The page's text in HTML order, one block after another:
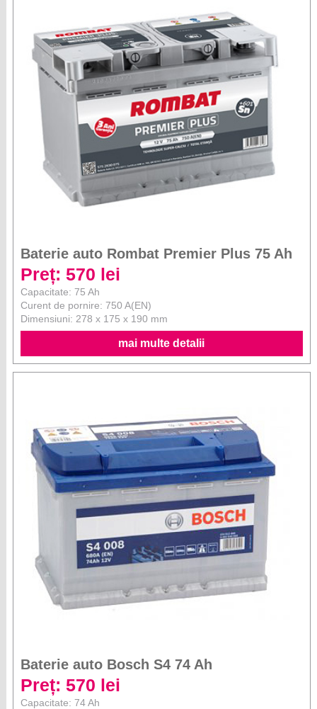
Baterie auto Rombat Premier Plus 75 Ah
Preț: 570 lei
Capacitate: 75 Ah
Curent de pornire: 750 A(EN)
Dimensiuni: 278 x 175 x 190 mm
mai multe detalii
Baterie auto Bosch S4 74 Ah
Preț: 570 lei
Capacitate: 74 Ah